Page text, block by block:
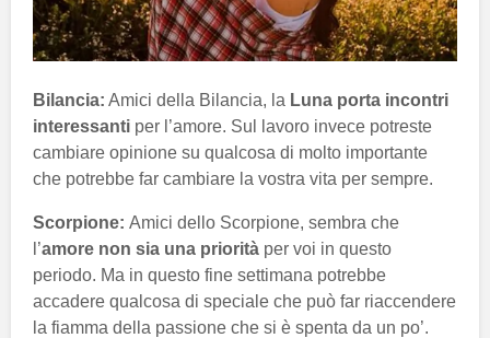
Bilancia: Amici della Bilancia, la Luna porta incontri
interessanti per l’amore. Sul lavoro invece potreste
cambiare opinione su qualcosa di molto importante
che potrebbe far cambiare la vostra vita per sempre.
Scorpione: Amici dello Scorpione, sembra che
l’amore non sia una priorità per voi in questo
periodo. Ma in questo fine settimana potrebbe
accadere qualcosa di speciale che può far riaccendere
la fiamma della passione che si è spenta da un po’.